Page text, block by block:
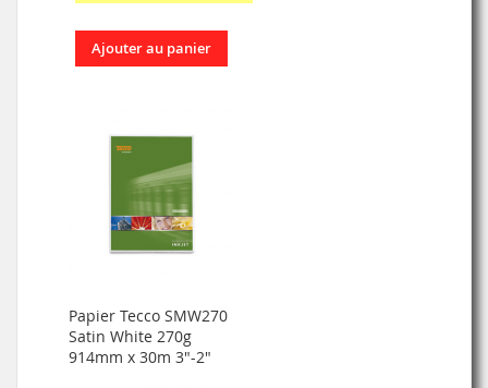
Ajouter au panier
Papier Tecco SMW270
Satin White 270g
914mm x 30m 3"-2"